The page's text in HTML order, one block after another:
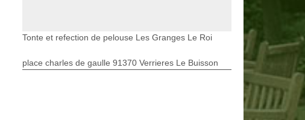
Tonte et refection de pelouse Les Granges Le Roi
place charles de gaulle 91370 Verrieres Le Buisson